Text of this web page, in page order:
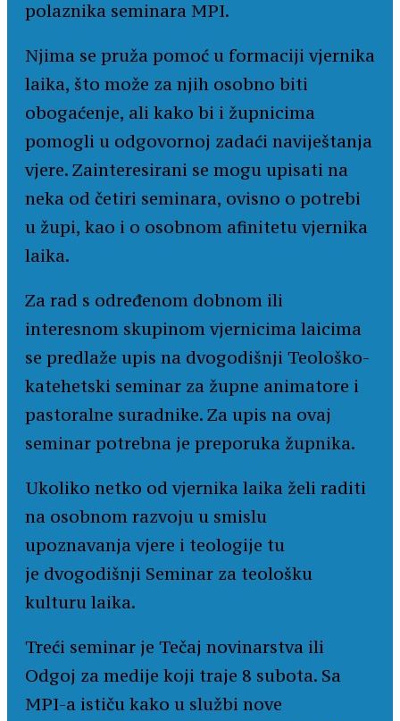
polaznika seminara MPI.
Njima se pruža pomoć u formaciji vjernika
laika, što može za njih osobno biti
obogaćenje, ali kako bi i župnicima
pomogli u odgovornoj zadaći naviještanja
vjere. Zainteresirani se mogu upisati na
neka od četiri seminara, ovisno o potrebi
u župi, kao i o osobnom afinitetu vjernika
laika.
Za rad s određenom dobnom ili
interesnom skupinom vjernicima laicima
se predlaže upis na dvogodišnji Teološko-
katehetski seminar za župne animatore i
pastoralne suradnike. Za upis na ovaj
seminar potrebna je preporuka župnika.
Ukoliko netko od vjernika laika želi raditi
na osobnom razvoju u smislu
upoznavanja vjere i teologije tu
je dvogodišnji Seminar za teološku
kulturu laika.
Treći seminar je Tečaj novinarstva ili
Odgoj za medije koji traje 8 subota. Sa
MPI-a ističu kako u službi nove